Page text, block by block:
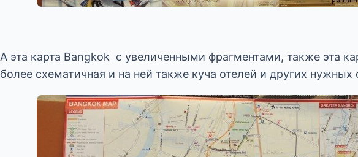
А эта карта Bangkok с увеличенными фрагментами, также эта
более схематичная и на ней также куча отелей и других нужных